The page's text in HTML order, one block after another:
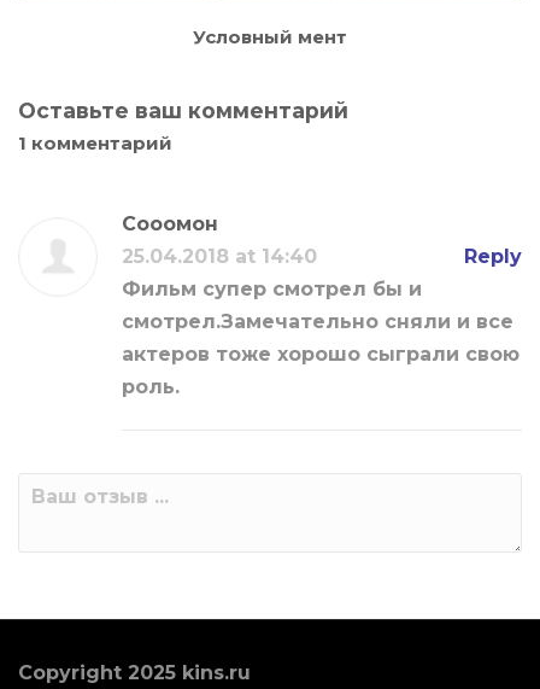
Условный мент
Оставьте ваш комментарий
1 комментарий
Сооомон
25.04.2018 at 14:40
Reply
Фильм супер смотрел бы и
смотрел.Замечательно сняли и все
актеров тоже хорошо сыграли свою
роль.
Copyright 2025 kins.ru